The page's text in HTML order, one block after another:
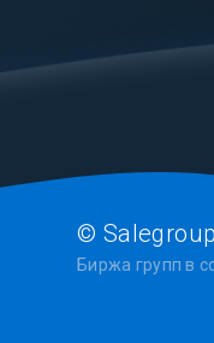
©
Биржа групп в